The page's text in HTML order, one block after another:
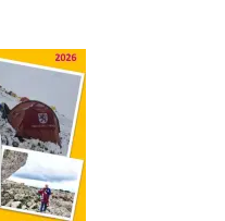
todo
Turismo